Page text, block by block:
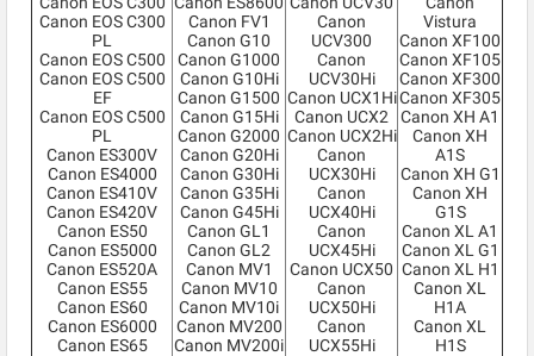
Canon EOS C300
PL
Canon EOS C500
Canon EOS C500
EF
Canon EOS C500
PL
Canon ES300V
Canon ES4000
Canon ES410V
Canon ES420V
Canon ES50
Canon ES5000
Canon ES520A
Canon ES55
Canon ES60
Canon ES6000
Canon ES65
Canon FV1
Canon G10
Canon G1000
Canon G10Hi
Canon G1500
Canon G15Hi
Canon G2000
Canon G20Hi
Canon G30Hi
Canon G35Hi
Canon G45Hi
Canon GL1
Canon GL2
Canon MV1
Canon MV10
Canon MV10i
Canon MV200
Canon MV200i
Canon
UCV300
Canon
UCV30Hi
Canon UCX1Hi
Canon UCX2
Canon UCX2Hi
Canon
UCX30Hi
Canon
UCX40Hi
Canon
UCX45Hi
Canon UCX50
Canon
UCX50Hi
Canon
UCX55Hi
Vistura
Canon XF100
Canon XF105
Canon XF300
Canon XF305
Canon XH A1
Canon XH
A1S
Canon XH G1
Canon XH
G1S
Canon XL A1
Canon XL G1
Canon XL H1
Canon XL
H1A
Canon XL
H1S